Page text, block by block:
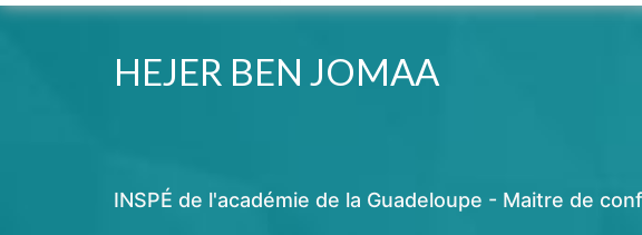
HEJER BEN JOMAA
INSPÉ de l'académie de la Guadeloupe - Maitre de